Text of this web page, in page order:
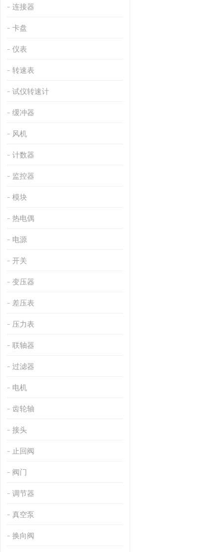
连接器
卡盘
仪表
转速表
试仪转速计
缓冲器
风机
计数器
监控器
模块
热电偶
电源
开关
变压器
差压表
压力表
联轴器
过滤器
电机
齿轮轴
接头
止回阀
阀门
调节器
真空泵
换向阀